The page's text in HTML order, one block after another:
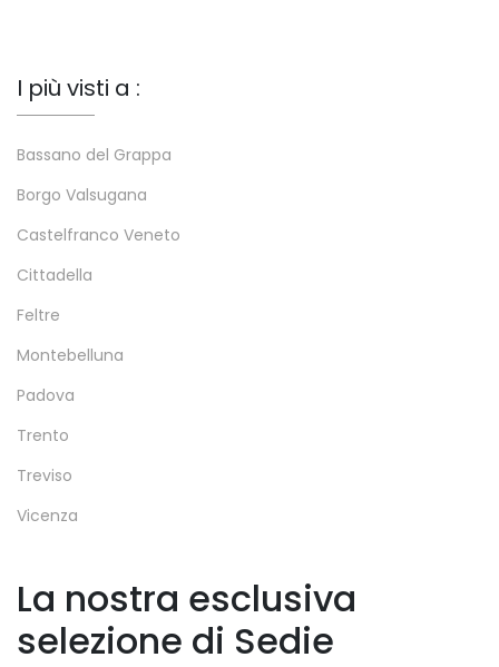
I più visti a :
Bassano del Grappa
Borgo Valsugana
Castelfranco Veneto
Cittadella
Feltre
Montebelluna
Padova
Trento
Treviso
Vicenza
La nostra esclusiva
selezione di Sedie